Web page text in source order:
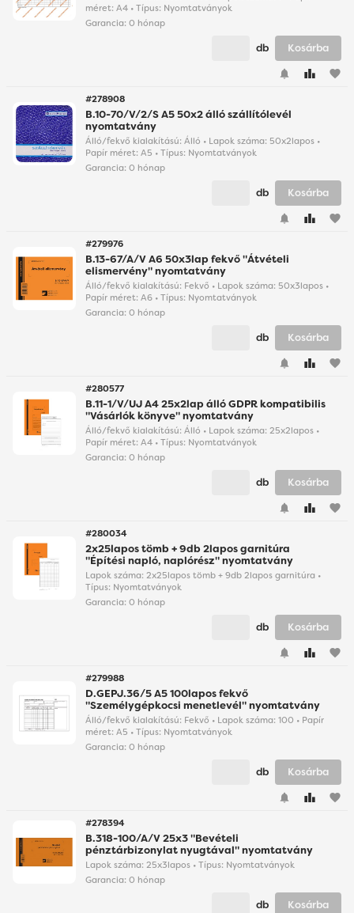
méret: A4 • Típus: Nyomtatványok
Garancia: 0 hónap
favorite
db Kosárba
#278908
B.10-70/V/2/S A5 50x2 álló szállítólevél
nyomtatvány
Álló/fekvő kialakítású: Álló • Lapok száma: 50x2lapos •
Papír méret: A5 • Típus: Nyomtatványok
Garancia: 0 hónap
favorite
db Kosárba
#279976
B.13-67/A/V A6 50x3lap fekvő "Átvételi
elismervény" nyomtatvány
Álló/fekvő kialakítású: Fekvő • Lapok száma: 50x3lapos •
Papír méret: A6 • Típus: Nyomtatványok
Garancia: 0 hónap
favorite
db Kosárba
#280577
B.11-1/V/UJ A4 25x2lap álló GDPR kompatibilis
"Vásárlók könyve" nyomtatvány
Álló/fekvő kialakítású: Álló • Lapok száma: 25x2lapos •
Papír méret: A4 • Típus: Nyomtatványok
Garancia: 0 hónap
favorite
db Kosárba
#280034
2x25lapos tömb + 9db 2lapos garnitúra
"Építési napló, naplórész" nyomtatvány
Lapok száma: 2x25lapos tömb + 9db 2lapos garnitúra •
Típus: Nyomtatványok
Garancia: 0 hónap
favorite
db Kosárba
#279988
D.GEPJ.36/5 A5 100lapos fekvő
"Személygépkocsi menetlevél" nyomtatvány
Álló/fekvő kialakítású: Fekvő • Lapok száma: 100 • Papír
méret: A5 • Típus: Nyomtatványok
Garancia: 0 hónap
favorite
db Kosárba
#278394
B.318-100/A/V 25x3 "Bevételi
pénztárbizonylat nyugtával" nyomtatvány
Lapok száma: 25x3lapos • Típus: Nyomtatványok
Garancia: 0 hónap
db Kosárba